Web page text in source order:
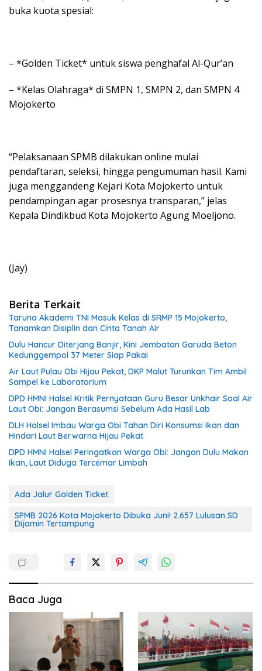
buka kuota spesial:
– *Golden Ticket* untuk siswa penghafal Al-Qur’an
– *Kelas Olahraga* di SMPN 1, SMPN 2, dan SMPN 4
Mojokerto
“Pelaksanaan SPMB dilakukan online mulai
pendaftaran, seleksi, hingga pengumuman hasil. Kami
juga menggandeng Kejari Kota Mojokerto untuk
pendampingan agar prosesnya transparan,” jelas
Kepala Dindikbud Kota Mojokerto Agung Moeljono.
(Jay)
Berita Terkait
Taruna Akademi TNI Masuk Kelas di SRMP 15 Mojokerto,
Tanamkan Disiplin dan Cinta Tanah Air
Dulu Hancur Diterjang Banjir, Kini Jembatan Garuda Beton
Kedunggempol 37 Meter Siap Pakai
Air Laut Pulau Obi Hijau Pekat, DKP Malut Turunkan Tim Ambil
Sampel ke Laboratorium
DPD HMNI Halsel Kritik Pernyataan Guru Besar Unkhair Soal Air
Laut Obi: Jangan Berasumsi Sebelum Ada Hasil Lab
DLH Halsel Imbau Warga Obi Tahan Diri Konsumsi Ikan dan
Hindari Laut Berwarna Hijau Pekat
DPD HMNI Halsel Peringatkan Warga Obi: Jangan Dulu Makan
Ikan, Laut Diduga Tercemar Limbah
Ada Jalur Golden Ticket
SPMB 2026 Kota Mojokerto Dibuka Juni! 2.657 Lulusan SD
Dijamin Tertampung
Baca Juga